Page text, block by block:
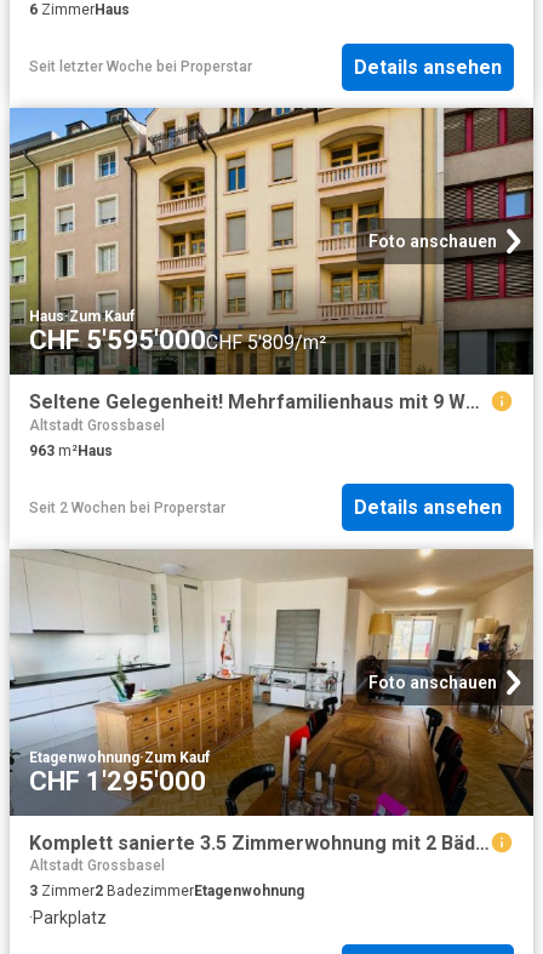
6 ZimmerHaus
Seit letzter Woche bei Properstar Details ansehen
Foto anschauen
Haus·Zum Kauf
CHF 5'595'000CHF 5'809/m²
Seltene Gelegenheit! Mehrfamilienhaus mit 9 Wohnungen und Restaurant & Bar
Altstadt Grossbasel
963 m²Haus
Seit 2 Wochen bei Properstar Details ansehen
Foto anschauen
Etagenwohnung·Zum Kauf
CHF 1'295'000
Komplett sanierte 3.5 Zimmerwohnung mit 2 Bädern, 2 Balkonen und 1 Tiefgaragenplatz
Altstadt Grossbasel
3 Zimmer2 BadezimmerEtagenwohnung
·Parkplatz